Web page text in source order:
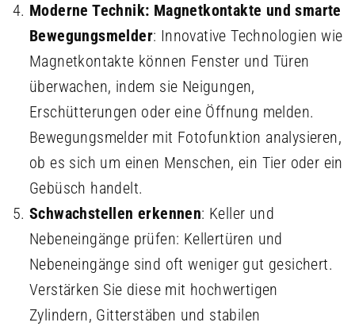
Moderne Technik: Magnetkontakte und smarte
Bewegungsmelder: Innovative Technologien wie
Magnetkontakte können Fenster und Türen
überwachen, indem sie Neigungen,
Erschütterungen oder eine Öffnung melden.
Bewegungsmelder mit Fotofunktion analysieren,
ob es sich um einen Menschen, ein Tier oder ein
Gebüsch handelt.
Schwachstellen erkennen: Keller und
Nebeneingänge prüfen: Kellertüren und
Nebeneingänge sind oft weniger gut gesichert.
Verstärken Sie diese mit hochwertigen
Zylindern, Gitterstäben und stabilen